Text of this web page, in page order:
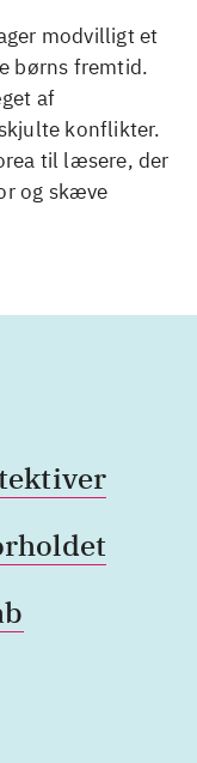
modvilligt et
børns fremtid.
af
konflikter.
til læsere, der
og skæve